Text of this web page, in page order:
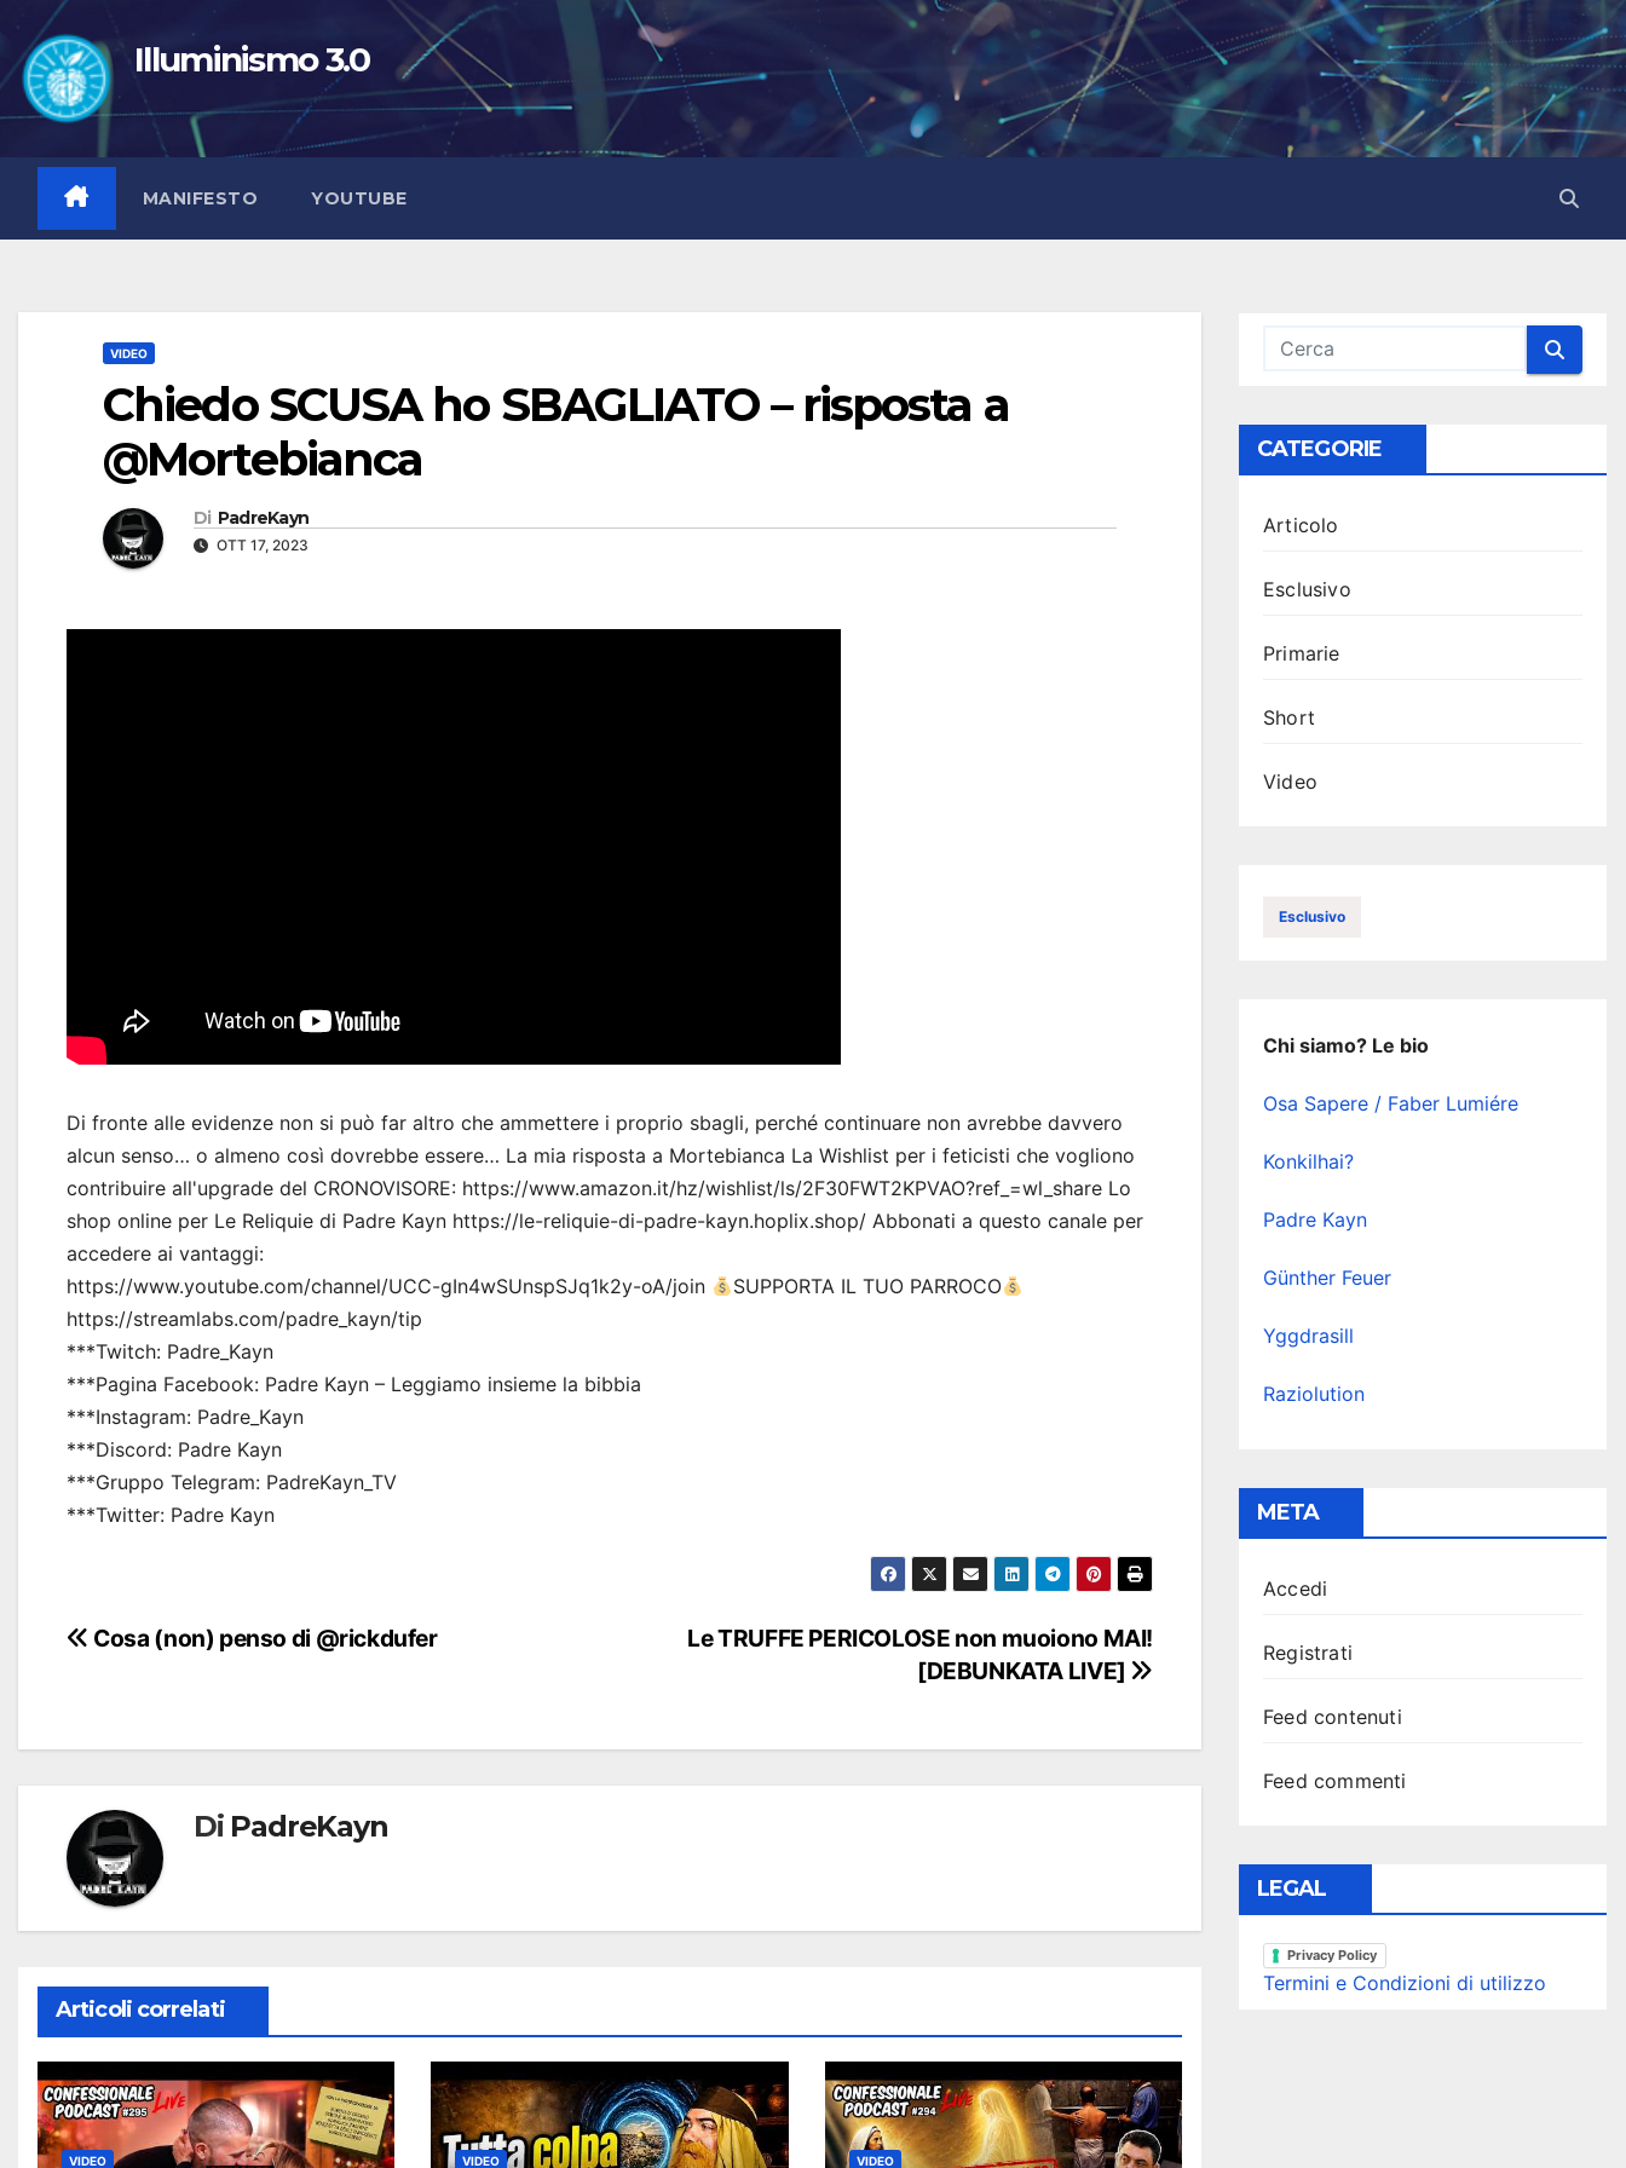
contenuto
Illuminismo 3.0
MANIFESTO YOUTUBE
VIDEO
Chiedo SCUSA ho SBAGLIATO – risposta a
@Mortebianca
Di PadreKayn
OTT 17, 2023
Di fronte alle evidenze non si può far altro che ammettere i proprio sbagli, perché continuare non avrebbe davvero
alcun senso… o almeno così dovrebbe essere… La mia risposta a Mortebianca La Wishlist per i feticisti che vogliono
contribuire all'upgrade del CRONOVISORE: https://www.amazon.it/hz/wishlist/ls/2F30FWT2KPVAO?ref_=wl_share Lo
shop online per Le Reliquie di Padre Kayn https://le-reliquie-di-padre-kayn.hoplix.shop/ Abbonati a questo canale per
accedere ai vantaggi:
https://www.youtube.com/channel/UCC-gIn4wSUnspSJq1k2y-oA/join
SUPPORTA IL TUO PARROCO
https://streamlabs.com/padre_kayn/tip
***Twitch: Padre_Kayn
***Pagina Facebook: Padre Kayn – Leggiamo insieme la bibbia
***Instagram: Padre_Kayn
***Discord: Padre Kayn
***Gruppo Telegram: PadreKayn_TV
***Twitter: Padre Kayn
Navigazione
Le TRUFFE PERICOLOSE non muoiono MAI!
[DEBUNKATA LIVE]
Cosa (non) penso di @rickdufer
Di PadreKayn
Articoli correlati
VIDEO VIDEO VIDEO
CATEGORIE
Articolo
Esclusivo
Primarie
Short
Video
Esclusivo
Chi siamo? Le bio
Osa Sapere / Faber Lumiére
Konkilhai?
Padre Kayn
Günther Feuer
Yggdrasill
Raziolution
META
Accedi
Registrati
Feed contenuti
Feed commenti
LEGAL
Privacy Policy
Termini e Condizioni di utilizzo